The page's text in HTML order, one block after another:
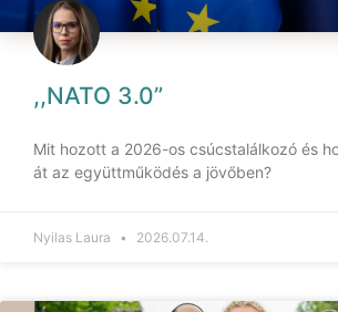
,,NATO 3.0”
Mit hozott a 2026-os csúcstalálkozó és
át az együttműködés a jövőben?
Nyilas Laura 2026.07.14.